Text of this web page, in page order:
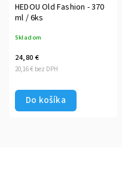
HEDOU Old Fashion - 370
ml / 6ks
Skladom
20,16 € bez DPH
24,80 €
Do košíka